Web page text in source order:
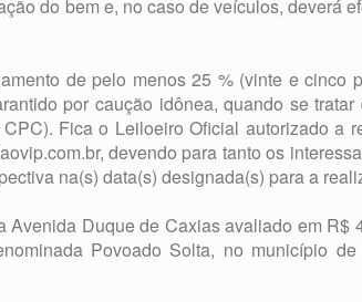
do bem e, no caso de veículos, deverá
de pelo menos 25 % (vinte e cinco
por caução idônea, quando se
Fica o Leiloeiro Oficial autorizado a
devendo para tanto os
na(s) data(s) designada(s) para a
Duque de Caxias avaliado em R$
Povoado Solta, no município